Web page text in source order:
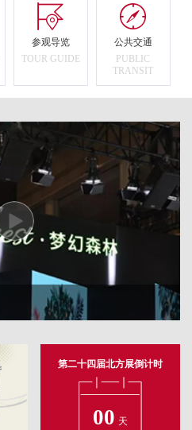

参观导览
TOUR GUIDE

公共交通
PUBLIC
TRANSIT
第二十四届北方展倒计时
00 天